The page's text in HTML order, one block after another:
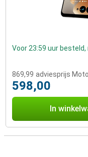
Voor 23:59 uur
869,99 adviesprijs
598,00
In